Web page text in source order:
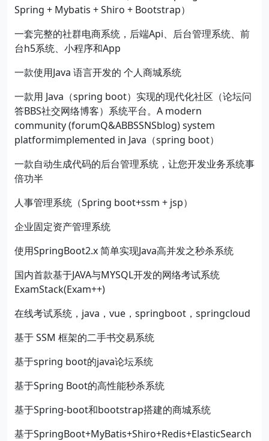
Spring + Mybatis + Shiro + Bootstrap）
一套完整的社群电商系统，后端Api、后台管理系统、前
台h5系统、小程序和App
一款使用Java 语言开发的 个人商城系统
一款用 Java（spring boot）实现的现代化社区（论坛问
答BBS社交网络博客）系统平台。A modern
community (forumQ&ABBSSNSblog) system
platformimplemented in Java（spring boot）
一款自动生成代码的后台管理系统，让您开发业务系统事
倍功半
人事管理系统（Spring boot+ssm + jsp）
企业固定资产管理系统
使用SpringBoot2.x 简单实现Java高并发之秒杀系统
国内首款基于JAVA与MYSQL开发的网络考试系统
ExamStack(Exam++)
在线考试系统，java，vue，springboot，springcloud
基于 SSM 框架的二手书交易系统
基于spring boot的java论坛系统
基于Spring Boot的高性能秒杀系统
基于Spring-boot和bootstrap搭建的商城系统
基于SpringBoot+MyBatis+Shiro+Redis+ElasticSearch